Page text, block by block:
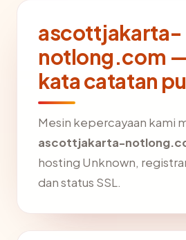
ascottjakarta-
notlong.com
kata catatan
Mesin kepercayaan kami
ascottjakarta-
hosting Unknown,
dan status SSL.